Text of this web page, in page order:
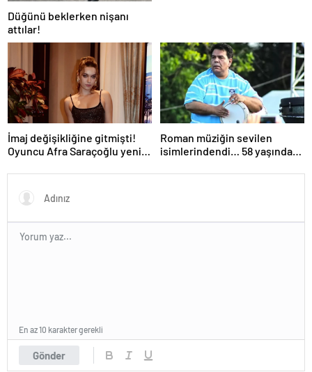
Düğünü beklerken nişanı
attılar!
İmaj değişikliğine gitmişti!
Oyuncu Afra Saraçoğlu yeni
Neşeli halleri dikkat çekti…
Roman müziğin sevilen
isimlerindendi… 58 yaşındaki
hayatını kaybetti!
Gönder
En az 10 karakter gerekli